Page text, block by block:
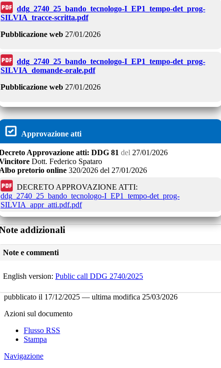
ddg_2740_25_bando_tecnologo-I_EP1_tempo-det_prog-
SILVIA_tracce-scritta.pdf
Pubblicazione web 27/01/2026
ddg_2740_25_bando_tecnologo-I_EP1_tempo-det_prog-
SILVIA_domande-orale.pdf
Pubblicazione web 27/01/2026
Approvazione atti
Approvazione atti: DDG 81 del 27/01/2026
Dott. Federico Spataro
pretorio online 320/2026 del 27/01/2026
DECRETO APPROVAZIONE ATTI:
ddg_2740_25_bando_tecnologo-I_EP1_tempo-det_prog-
SILVIA_appr_atti.pdf.pdf
addizionali
Note e commenti
English version: Public call DDG 2740/2025
pubblicato il 17/12/2025 — ultima modifica 25/03/2026
Azioni sul documento
Flusso RSS
Stampa
Navigazione